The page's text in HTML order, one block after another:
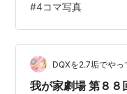
でしょ～が！！ ～お
#4コマ写真
DQXを2.7垢でや
我が家劇場 第８